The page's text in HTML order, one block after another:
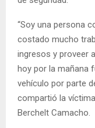
“Soy una persona
costado mucho
ingresos y proveer
hoy por la mañana
vehículo por parte
compartió la
Berchelt Camacho.